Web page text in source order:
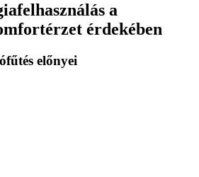
a
érdekében
előnyei